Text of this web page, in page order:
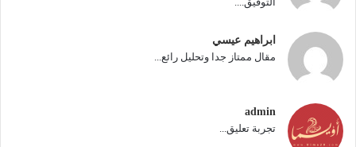
ابراهيم عيسي
مقال ممتاز جدا وتحليل رائع...
admin
تجربة تعليق...